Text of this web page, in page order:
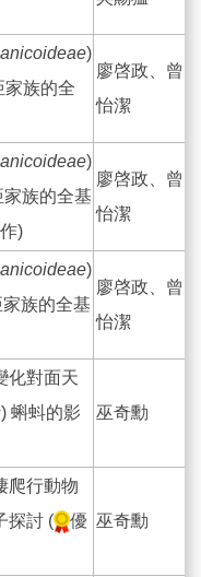
)
家族的全
廖啓政、曾
怡潔
)
族的全基
)
廖啓政、曾
怡潔
)
族的全基
廖啓政、曾
怡潔
化對面天
) 蝌蚪的影
巫奇勳
爬行動物
探討 (
優 巫奇勳